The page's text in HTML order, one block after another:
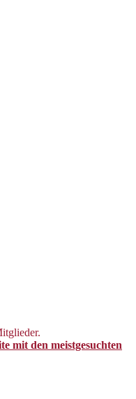
mit den meistgesuchten